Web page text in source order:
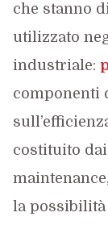
che stanno
utilizzato
industriale:
componenti
costituito
la